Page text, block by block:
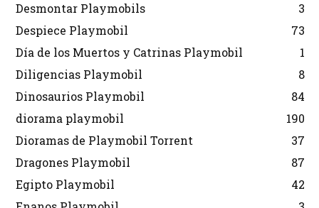
Desmontar Playmobils
3
Despiece Playmobil
73
Día de los Muertos y Catrinas Playmobil
1
Diligencias Playmobil
8
Dinosaurios Playmobil
84
diorama playmobil
190
Dioramas de Playmobil Torrent
37
Dragones Playmobil
87
Egipto Playmobil
42